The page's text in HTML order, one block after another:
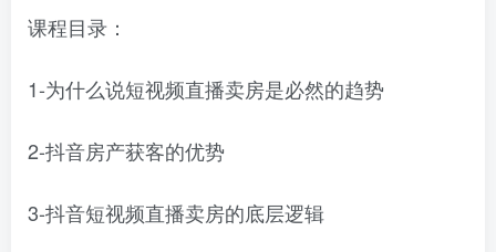
课程目录：
1-为什么说短视频直播卖房是必然的趋势
2-抖音房产获客的优势
3-抖音短视频直播卖房的底层逻辑